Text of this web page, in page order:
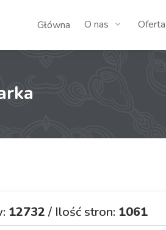
Główna O nas Oferta
12732 / Ilość stron: 1061